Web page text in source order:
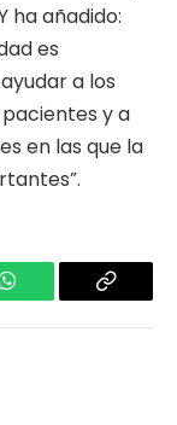
ha añadido:
es
a los
y a
en las que la
WhatsApp Copy